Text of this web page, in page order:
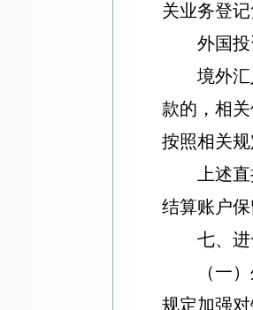
关业务登
外国
境外
款的，相
按照相关规
上述
结算账户
七、
（一
规定加强